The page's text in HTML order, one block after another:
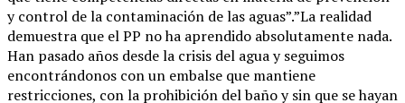
y control de la contaminación de las aguas”.”La realidad
demuestra que el PP no ha aprendido absolutamente nada.
Han pasado años desde la crisis del agua y seguimos
encontrándonos con un embalse que mantiene
restricciones, con la prohibición del baño y sin que se hayan